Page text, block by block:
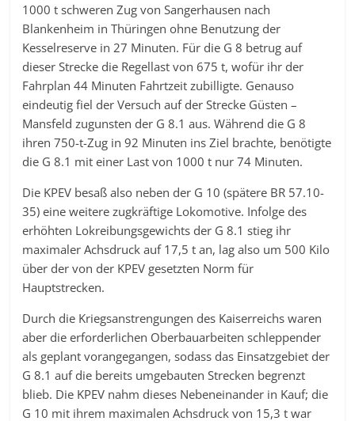
1000 t schweren Zug von Sangerhausen nach
Blankenheim in Thüringen ohne Benutzung der
Kesselreserve in 27 Minuten. Für die G 8 betrug auf
dieser Strecke die Regellast von 675 t, wofür ihr der
Fahrplan 44 Minuten Fahrtzeit zubilligte. Genauso
eindeutig fiel der Versuch auf der Strecke Güsten –
Mansfeld zugunsten der G 8.1 aus. Während die G 8
ihren 750-t-Zug in 92 Minuten ins Ziel brachte, benötigte
die G 8.1 mit einer Last von 1000 t nur 74 Minuten.
Die KPEV besaß also neben der G 10 (spätere BR 57.10-
35) eine weitere zugkräftige Lokomotive. Infolge des
erhöhten Lokreibungsgewichts der G 8.1 stieg ihr
maximaler Achsdruck auf 17,5 t an, lag also um 500 Kilo
über der von der KPEV gesetzten Norm für
Hauptstrecken.
Durch die Kriegsanstrengungen des Kaiserreichs waren
aber die erforderlichen Oberbauarbeiten schleppender
als geplant vorangegangen, sodass das Einsatzgebiet der
G 8.1 auf die bereits umgebauten Strecken begrenzt
blieb. Die KPEV nahm dieses Nebeneinander in Kauf; die
G 10 mit ihrem maximalen Achsdruck von 15,3 t war